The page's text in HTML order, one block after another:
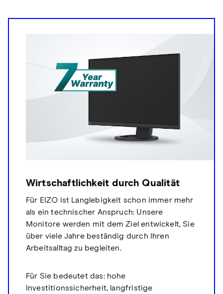
Wirtschaftlichkeit durch Qualität
Für EIZO ist Langlebigkeit schon immer mehr
als ein technischer Anspruch: Unsere
Monitore werden mit dem Ziel entwickelt, Sie
über viele Jahre beständig durch Ihren
Arbeitsalltag zu begleiten.
Für Sie bedeutet das: hohe
Investitionssicherheit, langfristige